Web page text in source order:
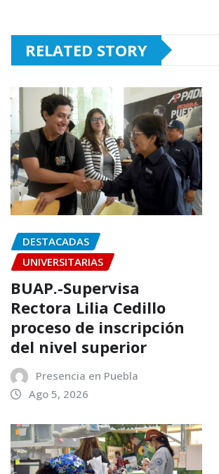
RELATED STORY
DESTACADAS
UNIVERSITARIAS
BUAP.-Supervisa
Rectora Lilia Cedillo
proceso de inscripción
del nivel superior
Presencia en Puebla
Ago 5, 2026